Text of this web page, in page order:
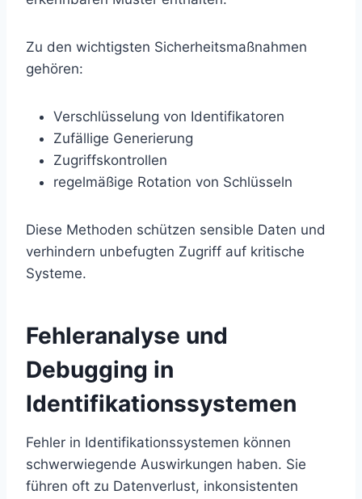
Zu den wichtigsten Sicherheitsmaßnahmen
gehören:
Verschlüsselung von Identifikatoren
Zufällige Generierung
Zugriffskontrollen
regelmäßige Rotation von Schlüsseln
Diese Methoden schützen sensible Daten und
verhindern unbefugten Zugriff auf kritische
Systeme.
Fehleranalyse und
Debugging in
Identifikationssystemen
Fehler in Identifikationssystemen können
schwerwiegende Auswirkungen haben. Sie
führen oft zu Datenverlust, inkonsistenten